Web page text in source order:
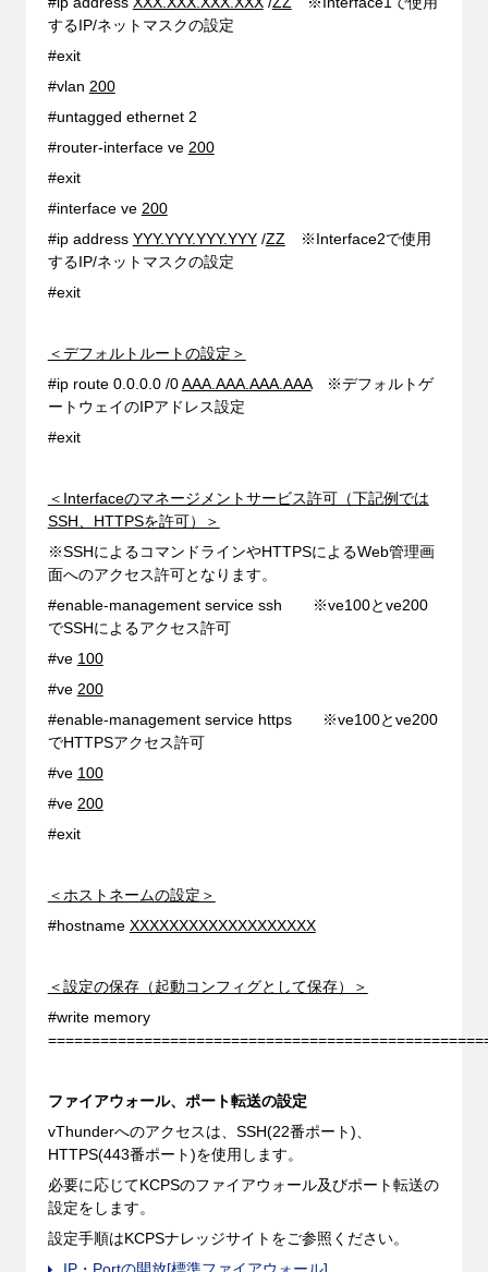
するIP/ネットマスクの設定
#exit
#vlan 200
#untagged ethernet 2
#router-interface ve 200
#exit
#interface ve 200
#ip address YYY.YYY.YYY.YYY/ZZ ※Interface2で使用
するIP/ネットマスクの設定
#exit
＜デフォルトルートの設定＞
#ip route 0.0.0.0 /0AAA.AAA.AAA.AAA※デフォルトゲ
ートウェイのIPアドレス設定
#exit
＜Interfaceのマネージメントサービス許可（下記例では
SSH、HTTPSを許可）＞
※SSHによるコマンドラインやHTTPSによるWeb管理画
面へのアクセス許可となります。
#enable-management service ssh ※ve100とve200
でSSHによるアクセス許可
#ve 100
#ve 200
#enable-management service https ※ve100とve200
でHTTPSアクセス許可
#ve 100
#ve 200
#exit
＜ホストネームの設定＞
#hostname XXXXXXXXXXXXXXXXXXX
＜設定の保存（起動コンフィグとして保存）＞
#write memory
ファイアウォール、ポート転送の設定
vThunderへのアクセスは、SSH(22番ポート)、
HTTPS(443番ポート)を使用します。
必要に応じてKCPSのファイアウォール及びポート転送の
設定をします。
設定手順はKCPSナレッジサイトをご参照ください。